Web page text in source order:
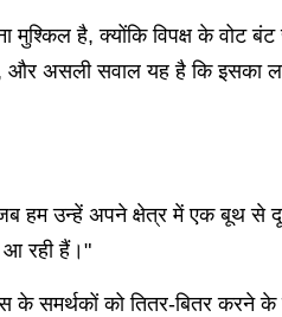
मुश्किल है, क्योंकि विपक्ष के वोट
और असली सवाल यह है कि इसका
हम उन्हें अपने क्षेत्र में एक बूथ से
आ रही हैं।"
के समर्थकों को तितर-बितर करने के